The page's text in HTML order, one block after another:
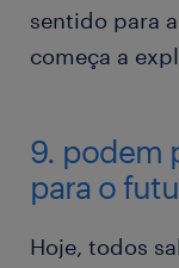
sentido para
começa a
9. podem
para o
Hoje, todos